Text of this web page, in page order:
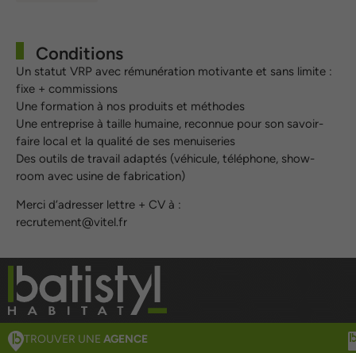
Conditions
Un statut VRP avec rémunération motivante et sans limite :
fixe + commissions
Une formation à nos produits et méthodes
Une entreprise à taille humaine, reconnue pour son savoir-
faire local et la qualité de ses menuiseries
Des outils de travail adaptés (véhicule, téléphone, show-
room avec usine de fabrication)
Merci d’adresser lettre + CV à :
recrutement@vitel.fr
TROUVER UNE AGENCE